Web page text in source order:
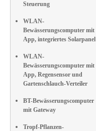
Steuerung
WLAN-
Bewässerungscomputer mit
App, integriertes Solarpanel
WLAN-
Bewässerungscomputer mit
App, Regensensor und
Gartenschlauch-Verteiler
BT-Bewässerungscomputer
mit Gateway
Tropf-Pflanzen-